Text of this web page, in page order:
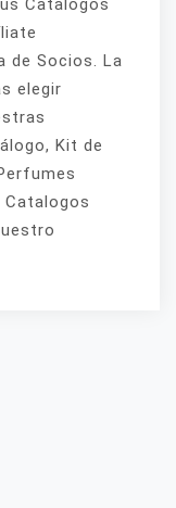
Catalogos
Socios. La
elegir
Kit de